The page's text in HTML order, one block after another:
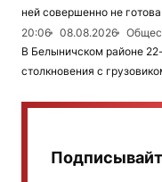
ней совершенно не
20:06
08.08.2026
В Белыничском районе
столкновения с